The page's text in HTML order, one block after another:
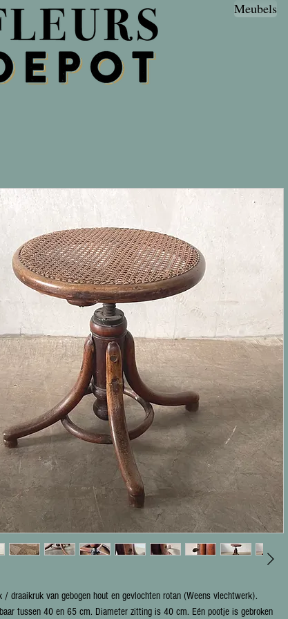
Meubels
/ draaikruk van gebogen hout en gevlochten rotan (Weens vlechtwerk).
tussen 40 en 65 cm. Diameter zitting is 40 cm. Eén pootje is gebroken